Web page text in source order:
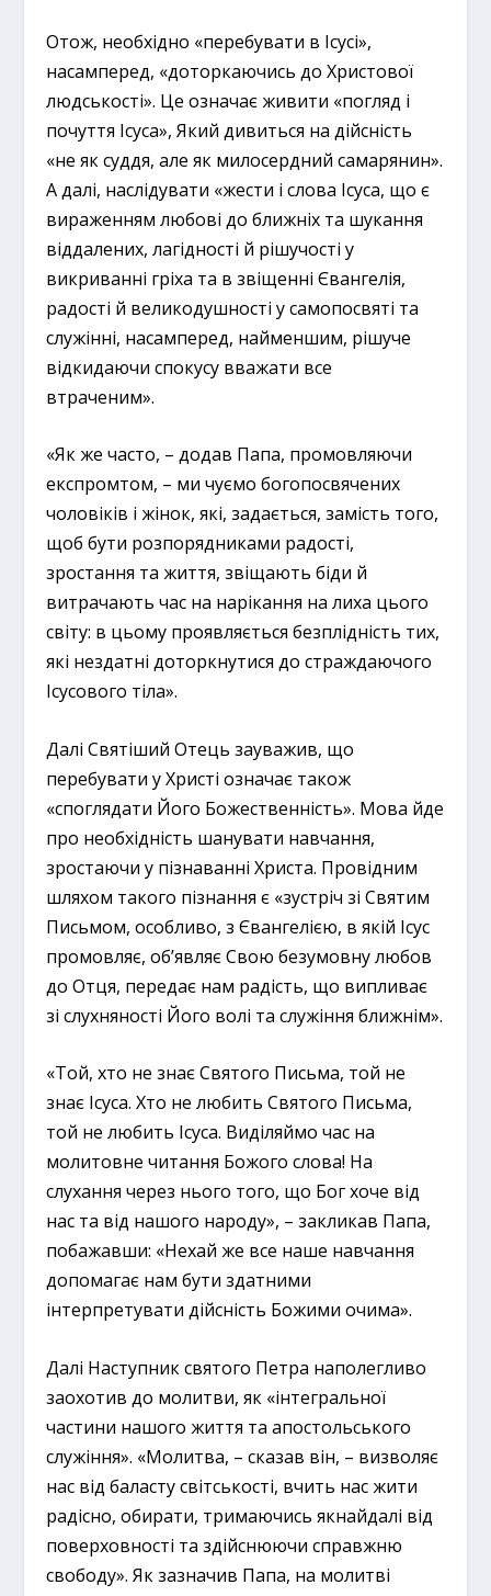
Отож, необхідно «перебувати в Ісусі»,
насамперед, «доторкаючись до Христової
людськості». Це означає живити «погляд і
почуття Ісуса», Який дивиться на дійсність
«не як суддя, але як милосердний самарянин».
А далі, наслідувати «жести і слова Ісуса, що є
вираженням любові до ближніх та шукання
віддалених, лагідності й рішучості у
викриванні гріха та в звіщенні Євангелія,
радості й великодушності у самопосвяті та
служінні, насамперед, найменшим, рішуче
відкидаючи спокусу вважати все
втраченим».
«Як же часто, – додав Папа, промовляючи
експромтом, – ми чуємо богопосвячених
чоловіків і жінок, які, задається, замість того,
щоб бути розпорядниками радості,
зростання та життя, звіщають біди й
витрачають час на нарікання на лиха цього
світу: в цьому проявляється безплідність тих,
які нездатні доторкнутися до страждаючого
Ісусового тіла».
Далі Святіший Отець зауважив, що
перебувати у Христі означає також
«споглядати Його Божественність». Мова йде
про необхідність шанувати навчання,
зростаючи у пізнаванні Христа. Провідним
шляхом такого пізнання є «зустріч зі Святим
Письмом, особливо, з Євангелією, в якій Ісус
промовляє, об’являє Свою безумовну любов
до Отця, передає нам радість, що випливає
зі слухняності Його волі та служіння ближнім».
«Той, хто не знає Святого Письма, той не
знає Ісуса. Хто не любить Святого Письма,
той не любить Ісуса. Виділяймо час на
молитовне читання Божого слова! На
слухання через нього того, що Бог хоче від
нас та від нашого народу», – закликав Папа,
побажавши: «Нехай же все наше навчання
допомагає нам бути здатними
інтерпретувати дійсність Божими очима».
Далі Наступник святого Петра наполегливо
заохотив до молитви, як «інтегральної
частини нашого життя та апостольського
служіння». «Молитва, – сказав він, – визволяє
нас від баласту світськості, вчить нас жити
радісно, обирати, тримаючись якнайдалі від
поверховності та здійснюючи справжню
свободу». Як зазначив Папа, на молитві